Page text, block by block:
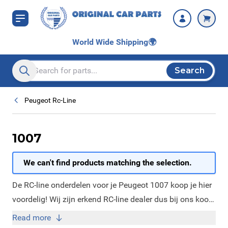
Skip to Content
World Wide Shipping🌍
Search entire store here...
Search
Peugeot Rc-Line
1007
We can't find products matching the selection.
De RC-line onderdelen voor je Peugeot 1007 koop je hier
voordelig! Wij zijn erkend RC-line dealer dus bij ons koop
je alleen nieuwe originele RC-line onderdelen. De RC-line
Read more